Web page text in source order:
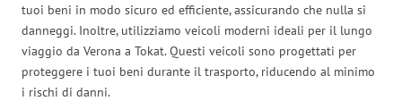
tuoi beni in modo sicuro ed efficiente, assicurando che nulla si
danneggi. Inoltre, utilizziamo veicoli moderni ideali per il lungo
viaggio da Verona a Tokat. Questi veicoli sono progettati per
proteggere i tuoi beni durante il trasporto, riducendo al minimo
i rischi di danni.